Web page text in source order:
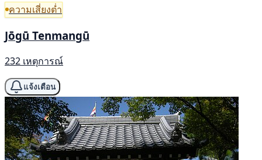
ความเสี่ยงต่ำ
Jōgū Tenmangū
232 เหตุการณ์
แจ้งเตือน